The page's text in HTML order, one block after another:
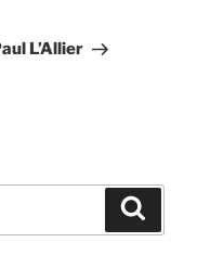
L’Allier